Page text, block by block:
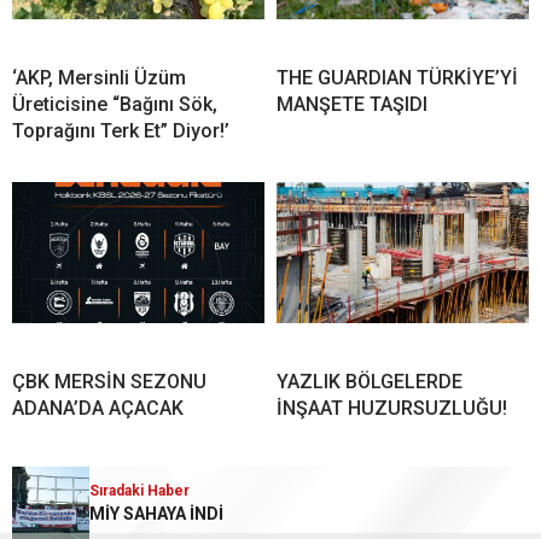
Sıradaki Haber
Sıradaki Haber
MİY SAHAYA İNDİ
‘AKP, Mersinli Üzüm
Üreticisine “Bağını Sök,
Toprağını Terk Et” Diyor!’
THE GUARDIAN TÜRKİYE’Yİ
MANŞETE TAŞIDI
ÇBK MERSİN SEZONU
ADANA’DA AÇACAK
YAZLIK BÖLGELERDE
İNŞAAT HUZURSUZLUĞU!
YORUMLAR